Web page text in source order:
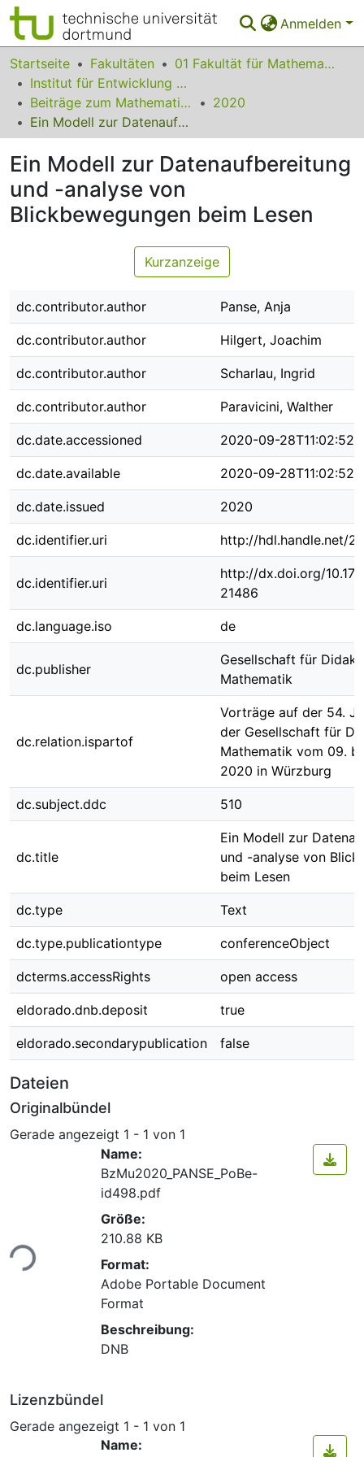
Anmelden
Bereiche & Sammlungen
Das gesamte Repositorium
Statistiken
FAQ
Leitlinien
Zurück zur Startseite
Startseite Fakultäten
01 Fakultät für Mathematik
Institut für Entwicklung und Erforschung des Mathematikunterrichts
Beiträge zum Mathematikunterricht
2020
Ein Modell zur Datenaufbereitung und -analyse von Blickbewegungen beim Lesen
Ein Modell zur Datenaufbereitung
und -analyse von
Blickbewegungen beim Lesen
Kurzanzeige
dc.contributor.author Panse, Anja
dc.contributor.author Hilgert, Joachim
dc.contributor.author Scharlau, Ingrid
dc.contributor.author Paravicini, Walther
dc.date.accessioned 2020-09-28T11:02:52Z
dc.date.available 2020-09-28T11:02:52Z
dc.date.issued 2020
dc.identifier.uri http://hdl.handle.net/
dc.identifier.uri
http://dx.doi.org/
21486
dc.language.iso de
dc.publisher
Gesellschaft für
Mathematik
dc.relation.ispartof
Vorträge auf der 54.
der Gesellschaft für
Mathematik vom 09.
2020 in Würzburg
dc.subject.ddc 510
dc.title
Ein Modell zur
und -analyse von
beim Lesen
dc.type Text
dc.type.publicationtype conferenceObject
dcterms.accessRights open access
eldorado.dnb.deposit true
eldorado.secondarypublication false
Dateien
Originalbündel
Gerade angezeigt 1 - 1 von 1
Name:
BzMu2020_PANSE_PoBe-
id498.pdf
Größe:
210.88 KB
Format:
Adobe Portable Document
Format
Beschreibung:
DNB
Lizenzbündel
Gerade angezeigt 1 - 1 von 1
Name: